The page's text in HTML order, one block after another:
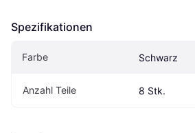
Spezifikationen
Farbe Schwarz
Anzahl Teile 8 Stk.